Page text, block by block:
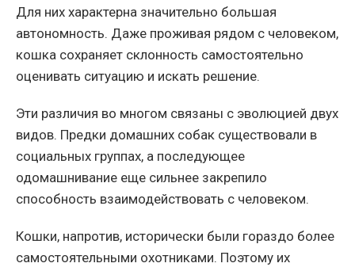
Для них характерна значительно большая
автономность. Даже проживая рядом с человеком,
кошка сохраняет склонность самостоятельно
оценивать ситуацию и искать решение.
Эти различия во многом связаны с эволюцией двух
видов. Предки домашних собак существовали в
социальных группах, а последующее
одомашнивание еще сильнее закрепило
способность взаимодействовать с человеком.
Кошки, напротив, исторически были гораздо более
самостоятельными охотниками. Поэтому их